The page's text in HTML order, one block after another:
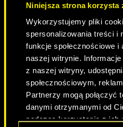
Niniejsza strona korzysta
Wykorzystujemy pliki
spersonalizowania treści i
funkcje społecznościowe i
naszej witrynie.
z naszej witryny,
społecznościowym,
Partnerzy mogą połączyć
danymi otrzymanymi od
podczas korzystania z ich
NEVER FADE AWAY